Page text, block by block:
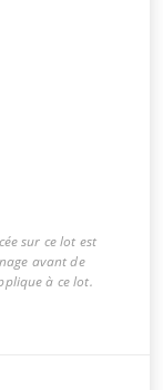
sur ce lot est
avant de
à ce lot.